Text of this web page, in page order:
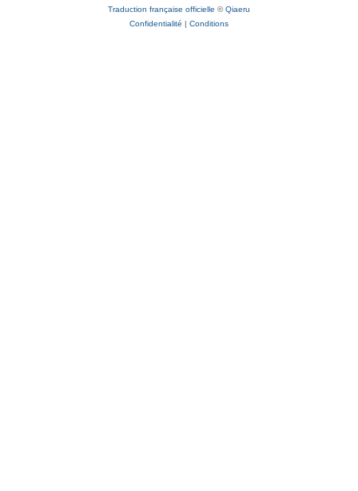
Traduction française officielle ©Qiaeru
Confidentialité | Conditions